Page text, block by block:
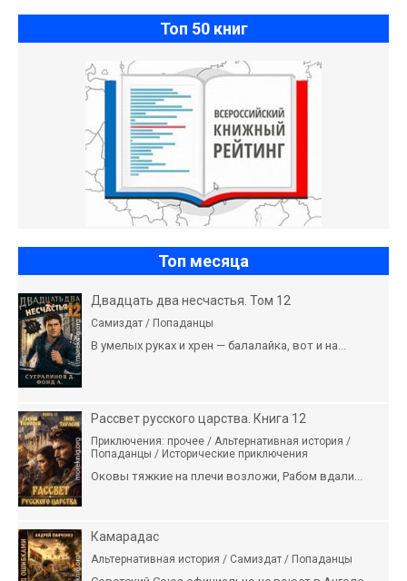
Топ 50 книг
Топ месяца
Двадцать два несчастья. Том 12
Самиздат / Попаданцы
В умелых руках и хрен — балалайка, вот и на...
Рассвет русского царства. Книга 12
Приключения: прочее / Альтернативная история /
Попаданцы / Исторические приключения
Оковы тяжкие на плечи возложи, Рабом вдали...
Камарадас
Альтернативная история / Самиздат / Попаданцы